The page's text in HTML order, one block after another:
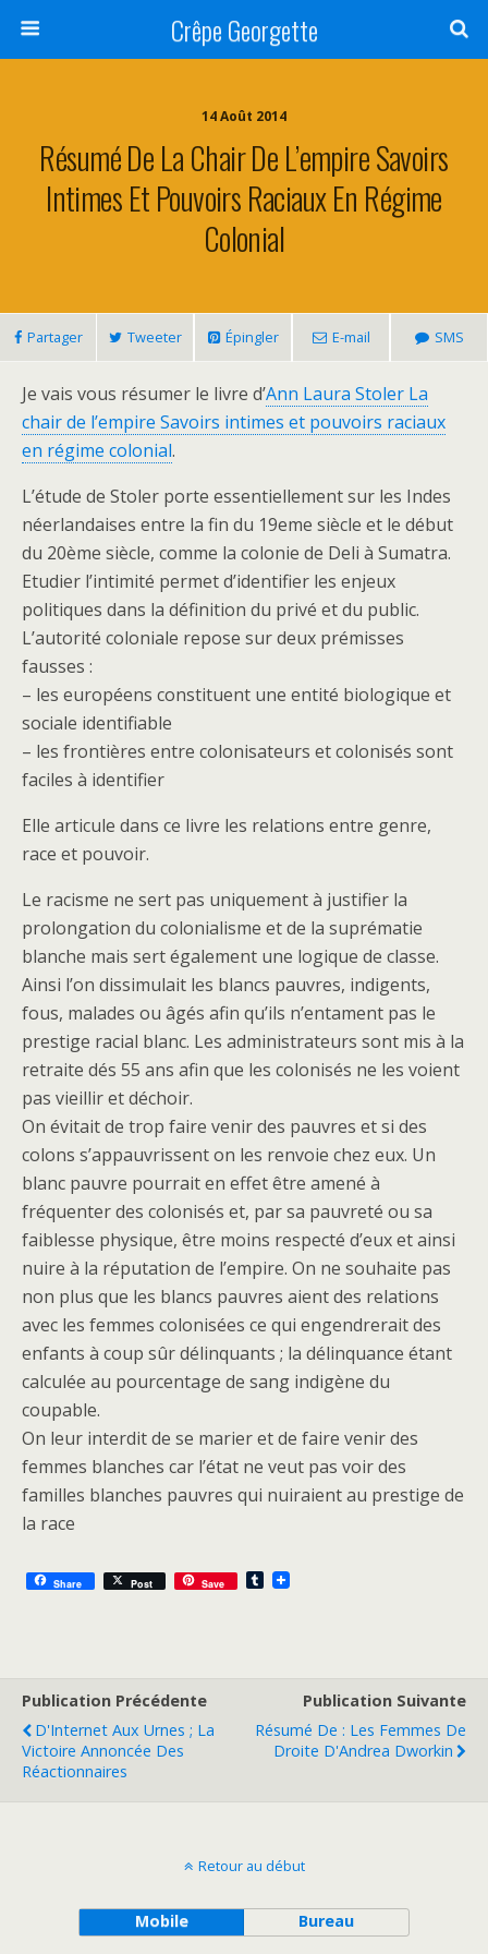
Crêpe Georgette
14 Août 2014
Résumé De La Chair De L’empire Savoirs
Intimes Et Pouvoirs Raciaux En Régime
Colonial
Partager Tweeter Épingler E-mail SMS
Je vais vous résumer le livre d’Ann Laura Stoler La
chair de l’empire Savoirs intimes et pouvoirs raciaux
en régime colonial.
L’étude de Stoler porte essentiellement sur les Indes
néerlandaises entre la fin du 19eme siècle et le début
du 20ème siècle, comme la colonie de Deli à Sumatra.
Etudier l’intimité permet d’identifier les enjeux
politiques dans la définition du privé et du public.
L’autorité coloniale repose sur deux prémisses
fausses :
– les européens constituent une entité biologique et
sociale identifiable
– les frontières entre colonisateurs et colonisés sont
faciles à identifier
Elle articule dans ce livre les relations entre genre,
race et pouvoir.
Le racisme ne sert pas uniquement à justifier la
prolongation du colonialisme et de la suprématie
blanche mais sert également une logique de classe.
Ainsi l’on dissimulait les blancs pauvres, indigents,
fous, malades ou âgés afin qu’ils n’entament pas le
prestige racial blanc. Les administrateurs sont mis à la
retraite dés 55 ans afin que les colonisés ne les voient
pas vieillir et déchoir.
On évitait de trop faire venir des pauvres et si des
colons s’appauvrissent on les renvoie chez eux. Un
blanc pauvre pourrait en effet être amené à
fréquenter des colonisés et, par sa pauvreté ou sa
faiblesse physique, être moins respecté d’eux et ainsi
nuire à la réputation de l’empire. On ne souhaite pas
non plus que les blancs pauvres aient des relations
avec les femmes colonisées ce qui engendrerait des
enfants à coup sûr délinquants ; la délinquance étant
calculée au pourcentage de sang indigène du
coupable.
On leur interdit de se marier et de faire venir des
femmes blanches car l’état ne veut pas voir des
familles blanches pauvres qui nuiraient au prestige de
la race
Share Post Save T
Publication Précédente
D'Internet Aux Urnes ; La
Victoire Annoncée Des
Réactionnaires
Publication Suivante
Résumé De : Les Femmes De
Droite D'Andrea Dworkin
Retour au début
Mobile Bureau